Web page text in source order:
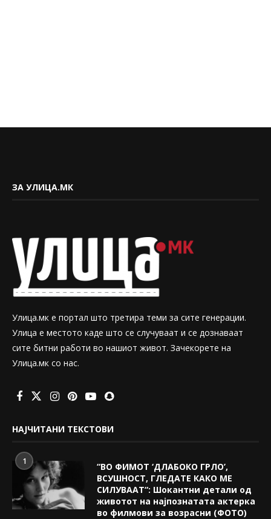
ЗА УЛИЦА.МК
Улица.мк е портал што третира теми за сите генерации.
Улица е местото каде што се случуваат и се дознаваат
сите битни работи во нашиот живот. Зачекорете на
Улица.мк со нас.
НАЈЧИТАНИ ТЕКСТОВИ
1
“ВО ФИМОТ ‘ДЛАБОКО ГРЛО’,
ВСУШНОСТ, ГЛЕДАТЕ КАКО МЕ
СИЛУВААТ“: Шокантни детали од
животот на најпознатата актерка
во филмови за возрасни (ФОТО)